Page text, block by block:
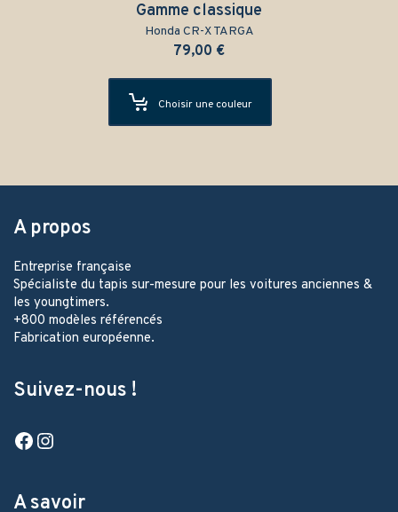
Gamme classique
Honda CR-X TARGA
79,00 €
Choisir une couleur
A propos
Entreprise française
Spécialiste du tapis sur-mesure pour les voitures anciennes &
les youngtimers.
+800 modèles référencés
Fabrication européenne.
Suivez-nous !
Facebook
A savoir